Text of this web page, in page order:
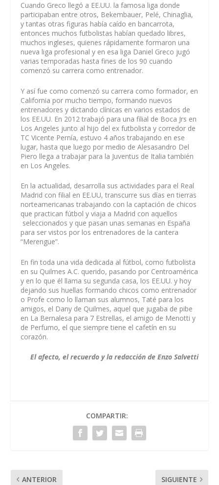
Cuando Greco llegó a EE.UU. la famosa liga donde
participaban entre otros, Bekembauer, Pelé, Chinaglia,
y tantas otras figuras había caído en bancarrota,
entonces muchos futbolistas habían quedado libres,
muchos ingleses, quienes rápidamente formaron una
nueva liga profesional y en esa liga Daniel Greco jugó
varias temporadas hasta fines de los 90 cuando
comenzó su carrera como entrenador.
Y así fue como comenzó su carrera como formador, en
California por mucho tiempo, formando nuevos
entrenadores y dictando clínicas en varios estados de
los EE.UU. En 2012 trabajó para una filial de Boca Jrs en
Los Angeles junto al hijo del ex futbolista y corredor de
TC Vicente Pernía, estuvo 4 años trabajando en ese
lugar, hasta que luego por medio de Alesasandro Del
Piero llega a trabajar para la Juventus de Italia también
en Los Angeles.
En la actualidad, desarrolla sus actividades para el Real
Madrid con filial en EE.UU, transcurre sus días en tierras
norteamericanas trabajando con la captación de chicos
que practican fútbol y viaja a Madrid con aquellos
seleccionados y que pasan unas semanas en España
para ser vistos por los entrenadores de la cantera
“Merengue”.
En fin toda una vida dedicada al fútbol, como futbolista
en su Quilmes A.C. querido, pasando por Centroamérica
y en lo que él llama su segunda casa, los EE.UU. y hoy
dejando sus huellas formando chicos como entrenador
o Profe como lo llaman sus alumnos, Taté para los
amigos, el Dany de Quilmes, aquel que jugaba de pibe
en La Bernalesa para 7 Estrellas, el amigo de Menotti y
de Perfumo, el que siempre tiene el cafetín en su
corazón.
El afecto, el recuerdo y la redacción de Enzo Salvetti
COMPARTIR:
ANTERIOR SIGUIENTE